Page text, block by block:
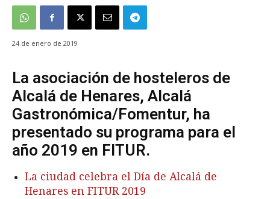
24 de enero de 2019
La asociación de hosteleros de
Alcalá de Henares, Alcalá
Gastronómica/Fomentur, ha
presentado su programa para el
año 2019 en FITUR.
La ciudad celebra el Día de Alcalá de
Henares en FITUR 2019